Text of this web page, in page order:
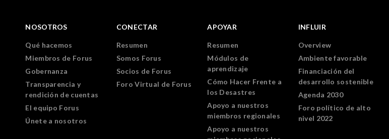
NOSOTROS
Qué hacemos
Miembros de Forus
Gobernanza
Transparencia y
rendición de cuentas
El equipo Forus
Únete a nosotros
CONECTAR
Resumen
Somos Forus
Socios de Forus
Foro Virtual de Forus
APOYAR
Resumen
Módulos de
aprendizaje
Cómo Hacer Frente a
los Desastres
Apoyo a nuestros
miembros regionales
Apoyo a nuestros
INFLUIR
Overview
Ambiente favorable
Financiación del
desarrollo sostenible
Agenda 2030
Foro político de alto
nivel 2022